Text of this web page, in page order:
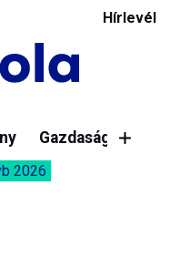
Hírlevél
Gazdaság
2026